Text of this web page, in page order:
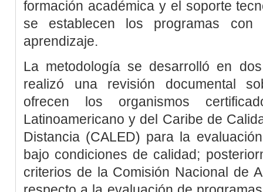
formación académica y el soporte
se establecen los programas con
aprendizaje.
La metodología se desarrolló en
realizó una revisión documental
ofrecen los organismos
Latinoamericano y del Caribe de
Distancia (CALED) para la
bajo condiciones de calidad;
criterios de la Comisión Nacional de